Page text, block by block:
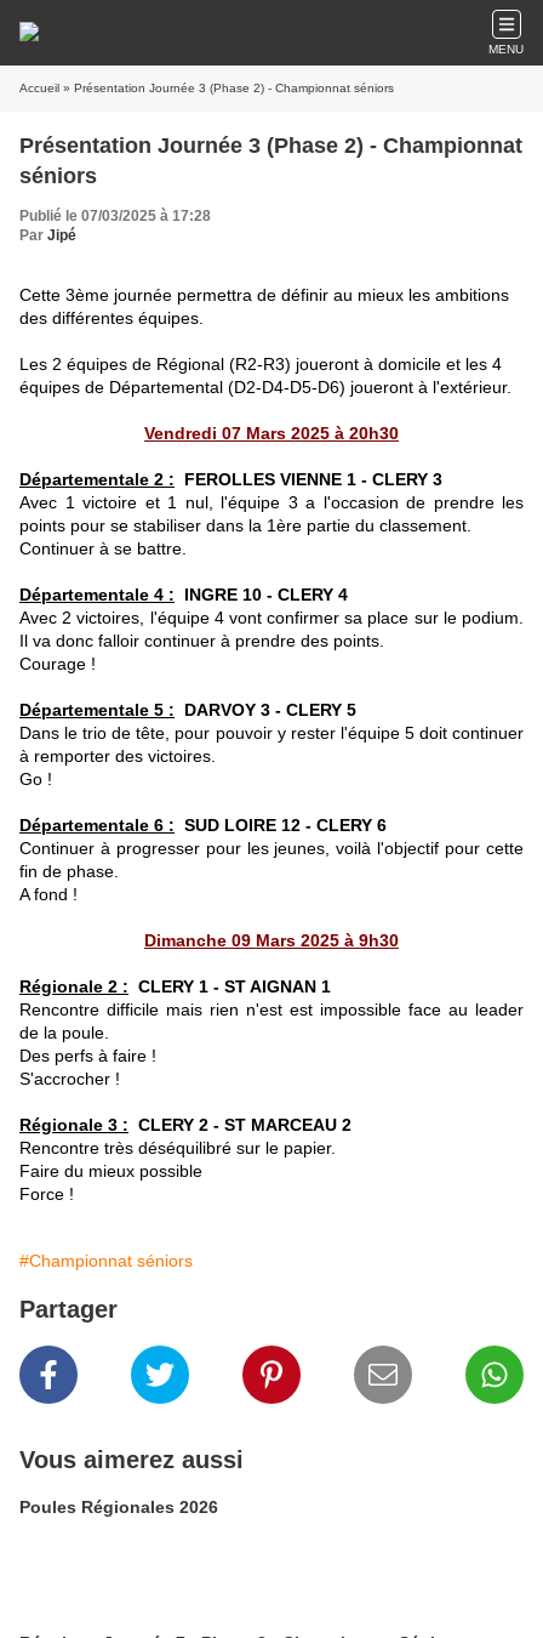
MENU
Accueil » Présentation Journée 3 (Phase 2) - Championnat séniors
Présentation Journée 3 (Phase 2) - Championnat
séniors
Publié le 07/03/2025 à 17:28
Par Jipé
Cette 3ème journée permettra de définir au mieux les ambitions
des différentes équipes.
Les 2 équipes de Régional (R2-R3) joueront à domicile et les 4
équipes de Départemental (D2-D4-D5-D6) joueront à l'extérieur.
Vendredi 07 Mars 2025 à 20h30
Départementale 2 : FEROLLES VIENNE 1 - CLERY 3
Avec 1 victoire et 1 nul, l'équipe 3 a l'occasion de prendre les
points pour se stabiliser dans la 1ère partie du classement.
Continuer à se battre.
Départementale 4 : INGRE 10 - CLERY 4
Avec 2 victoires, l'équipe 4 vont confirmer sa place sur le podium.
Il va donc falloir continuer à prendre des points.
Courage !
Départementale 5 : DARVOY 3 - CLERY 5
Dans le trio de tête, pour pouvoir y rester l'équipe 5 doit continuer
à remporter des victoires.
Go !
Départementale 6 : SUD LOIRE 12 - CLERY 6
Continuer à progresser pour les jeunes, voilà l'objectif pour cette
fin de phase.
A fond !
Dimanche 09 Mars 2025 à 9h30
Régionale 2 : CLERY 1 - ST AIGNAN 1
Rencontre difficile mais rien n'est est impossible face au leader
de la poule.
Des perfs à faire !
S'accrocher !
Régionale 3 : CLERY 2 - ST MARCEAU 2
Rencontre très déséquilibré sur le papier.
Faire du mieux possible
Force !
#Championnat séniors
Partager
Vous aimerez aussi
Poules Régionales 2026